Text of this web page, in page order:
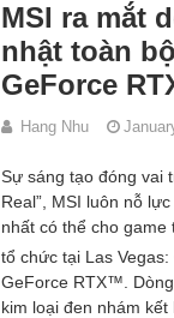
MSI ra mắt
nhật toàn
GeForce
Hang Nhu
Sự sáng tạo đóng vai
Real”, MSI luôn nỗ
nhất có thể cho
tổ chức tại Las
GeForce RTX™.
kim loại đen nhám